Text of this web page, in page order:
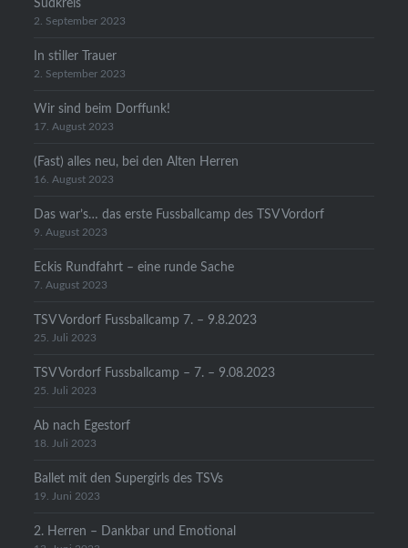
Südkreis
2. September 2023
In stiller Trauer
2. September 2023
Wir sind beim Dorffunk!
17. August 2023
(Fast) alles neu, bei den Alten Herren
16. August 2023
Das war’s… das erste Fussballcamp des TSV Vordorf
9. August 2023
Eckis Rundfahrt – eine runde Sache
7. August 2023
TSV Vordorf Fussballcamp 7. – 9.8.2023
25. Juli 2023
TSV Vordorf Fussballcamp – 7. – 9.08.2023
25. Juli 2023
Ab nach Egestorf
18. Juli 2023
Ballet mit den Supergirls des TSVs
19. Juni 2023
2. Herren – Dankbar und Emotional